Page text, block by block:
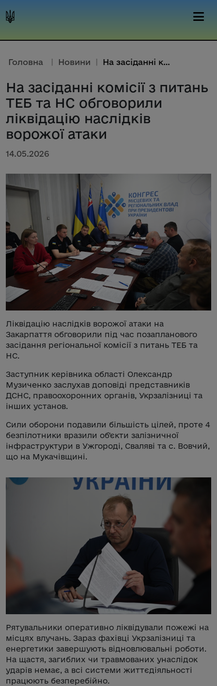
Головна | Новини | На засіданні комісії з питань ...
На засіданні комісії з питань
ТЕБ та НС обговорили
ліквідацію наслідків
ворожої атаки
14.05.2026
Ліквідацію наслідків ворожої атаки на
Закарпаття обговорили під час позапланового
засідання регіональної комісії з питань ТЕБ та
НС.
Заступник керівника області Олександр
Музиченко заслухав доповіді представників
ДСНС, правоохоронних органів, Укрзалізниці та
інших установ.
Сили оборони подавили більшість цілей, проте 4
безпілотники вразили обʼєкти залізничної
інфраструктури в Ужгороді, Сваляві та с. Вовчий,
що на Мукачівщині.
Рятувальники оперативно ліквідували пожежі на
місцях влучань. Зараз фахівці Укрзалізниці та
енергетики завершують відновлювальні роботи.
На щастя, загиблих чи травмованих унаслідок
ударів немає, а всі системи життєдіяльності
працюють безперебійно.